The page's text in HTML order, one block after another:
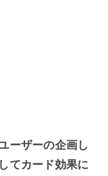
ーザーの企画し
てカード効果に